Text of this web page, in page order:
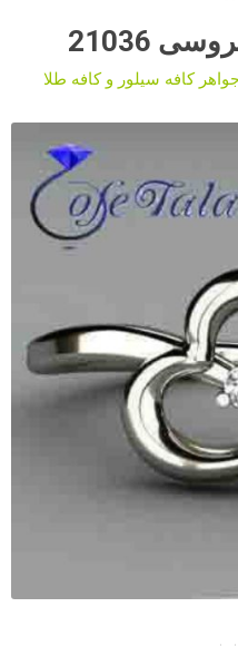
21036
کافه سیلور و کافه طلا